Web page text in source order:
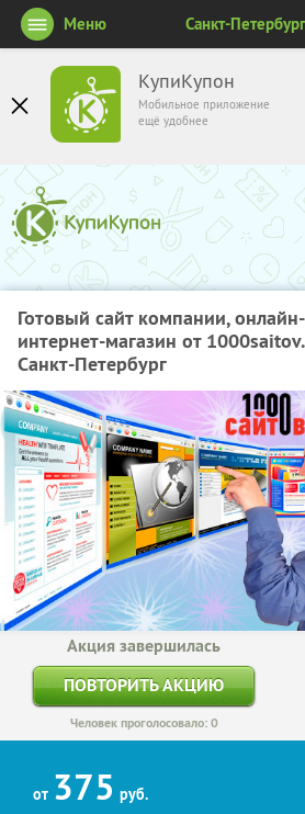
КупиКупон
Мобильное приложение
ещё удобнее
Меню Санкт-Петербург
Готовый сайт компании,
интернет-магазин от
Санкт-Петербург
Акция завершилась
ПОВТОРИТЬ АКЦИЮ
Человек проголосовало: 0
от 375 руб.